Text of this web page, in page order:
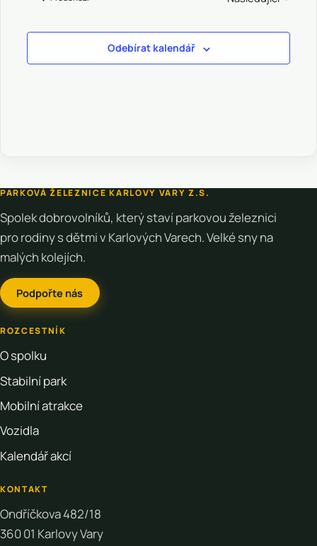
Odebírat kalendář
PARKOVÁ ŽELEZNICE KARLOVY VARY Z.S.
Spolek dobrovolníků, který staví parkovou železnici
pro rodiny s dětmi v Karlových Varech. Velké sny na
malých kolejích.
Podpořte nás
ROZCESTNÍK
O spolku
Stabilní park
Mobilní atrakce
Vozidla
Kalendář akcí
KONTAKT
Ondříčkova 482/18
360 01 Karlovy Vary